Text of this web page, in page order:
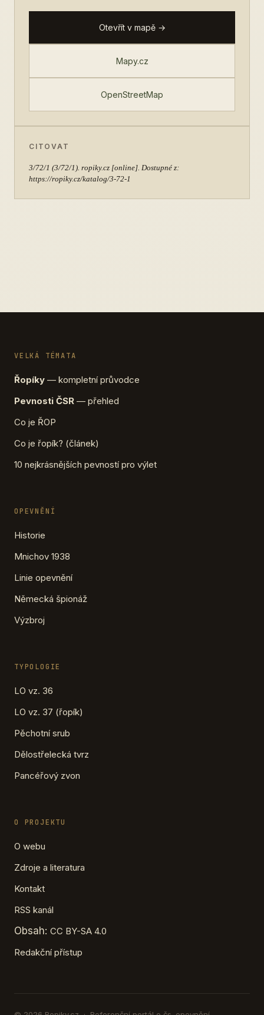
Otevřít v mapě →
Mapy.cz
OpenStreetMap
CITOVAT
3/72/1 (3/72/1). ropiky.cz [online]. Dostupné z:
https://ropiky.cz/katalog/3-72-1
VELKÁ TÉMATA
Řopíky — kompletní průvodce
Pevnosti ČSR — přehled
Co je ŘOP
Co je řopík? (článek)
10 nejkrásnějších pevností pro výlet
OPEVNĚNÍ
Historie
Mnichov 1938
Linie opevnění
Německá špionáž
Výzbroj
TYPOLOGIE
LO vz. 36
LO vz. 37 (řopík)
Pěchotní srub
Dělostřelecká tvrz
Pancéřový zvon
O PROJEKTU
O webu
Zdroje a literatura
Kontakt
RSS kanál
Obsah: CC BY-SA 4.0
Redakční přístup